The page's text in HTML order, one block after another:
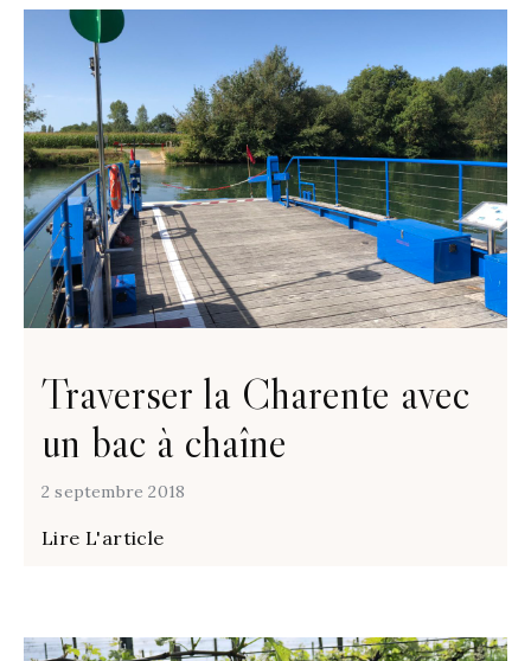
Traverser la Charente avec
un bac à chaîne
2 septembre 2018
Lire L'article